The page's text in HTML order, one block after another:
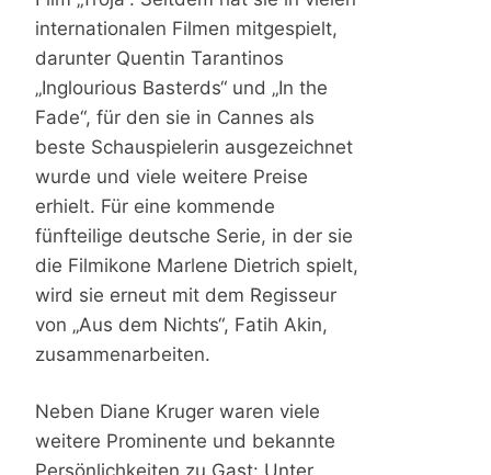
internationalen Filmen mitgespielt,
darunter Quentin Tarantinos
„Inglourious Basterds“ und „In the
Fade“, für den sie in Cannes als
beste Schauspielerin ausgezeichnet
wurde und viele weitere Preise
erhielt. Für eine kommende
fünfteilige deutsche Serie, in der sie
die Filmikone Marlene Dietrich spielt,
wird sie erneut mit dem Regisseur
von „Aus dem Nichts“, Fatih Akin,
zusammenarbeiten.
Neben Diane Kruger waren viele
weitere Prominente und bekannte